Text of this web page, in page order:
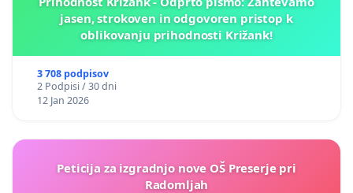
jasen, strokoven in odgovoren pristop k
oblikovanju prihodnosti Križank!
3 708 podpisov
2 Podpisi / 30 dni
12 Jan 2026
Peticija za izgradnjo nove OŠ Preserje pri
Radomljah